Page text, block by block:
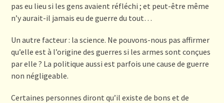
pas eu lieu si les gens avaient réfléchi ; et peut-être même
n’y aurait-il jamais eu de guerre du tout…
Un autre facteur : la science. Ne pouvons-nous pas affirmer
qu’elle est à l’origine des guerres si les armes sont conçues
par elle ? La politique aussi est parfois une cause de guerre
non négligeable.
Certaines personnes diront qu’il existe de bons et de